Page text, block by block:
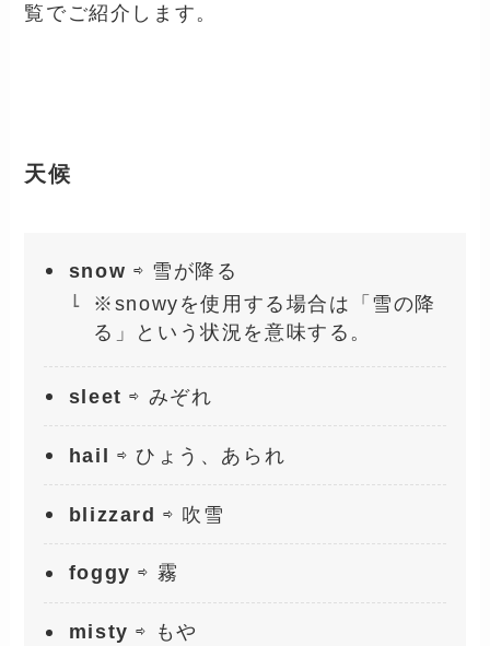
覧でご紹介します。
天候
snow ⇨ 雪が降る
※snowyを使用する場合は「雪の降
る」という状況を意味する。
sleet ⇨ みぞれ
hail ⇨ ひょう、あられ
blizzard ⇨ 吹雪
foggy ⇨ 霧
misty ⇨ もや